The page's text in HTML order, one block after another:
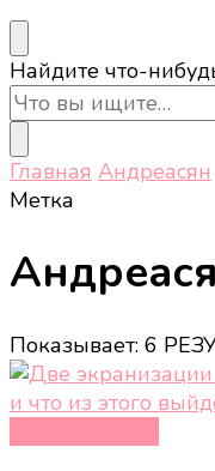
Ищите
что-
то?
Найдите что-
Главная Андреасян
Метка
Показывает: 6